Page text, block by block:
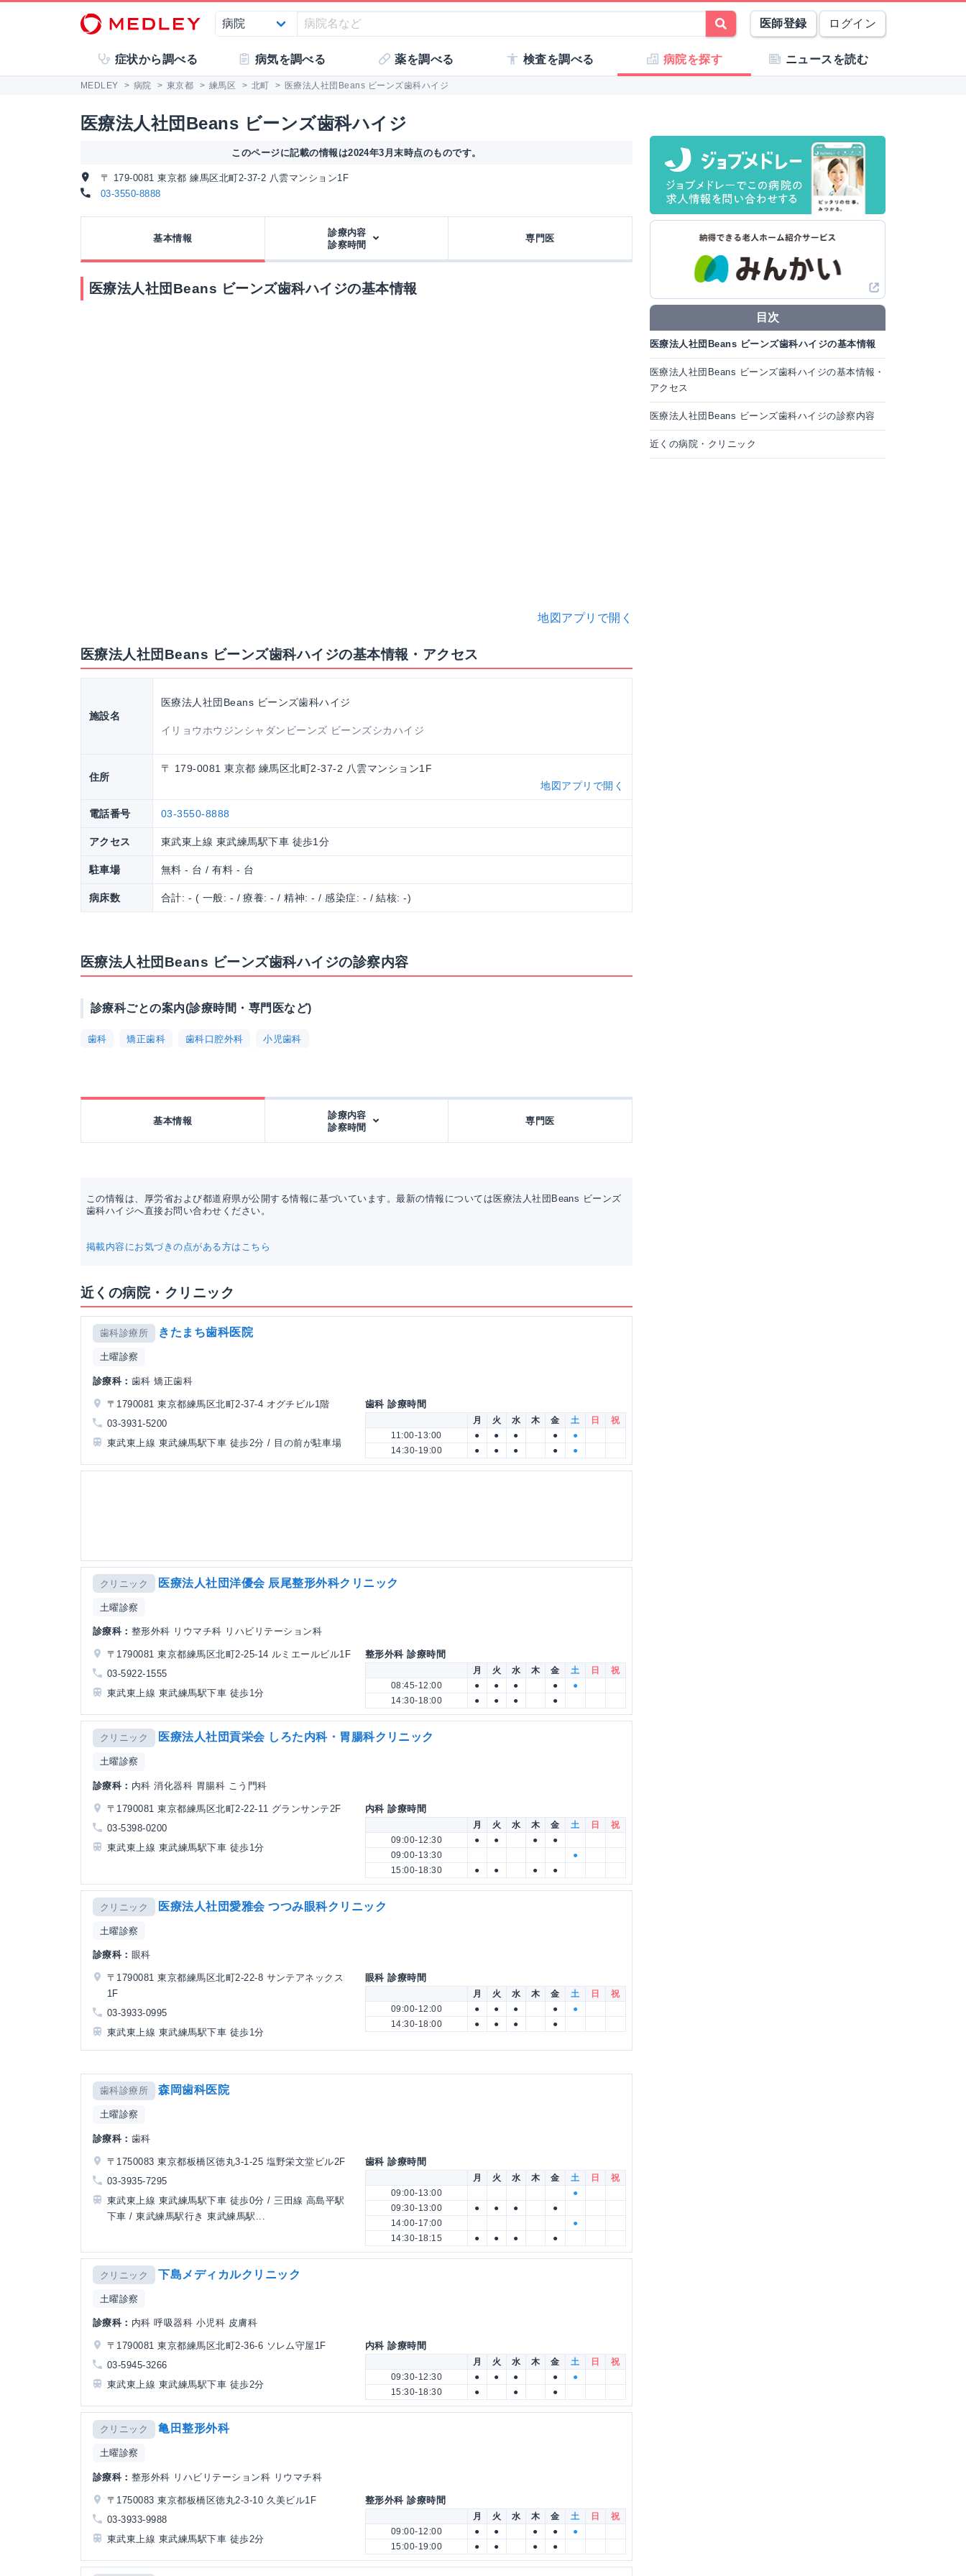
医師登録 ログイン
症状から調べる 病気を調べる 薬を調べる 検査を調べる 病院を探す ニュースを読む
MEDLEY > 病院 > 東京都 > 練馬区 > 北町 > 医療法人社団Beans ビーンズ歯科ハイジ
医療法人社団Beans ビーンズ歯科ハイジ
このページに記載の情報は2024年3月末時点のものです。
〒 179-0081 東京都 練馬区北町2-37-2 八雲マンション1F
03-3550-8888
基本情報
診療内容
診察時間
専門医
医療法人社団Beans ビーンズ歯科ハイジの基本情報
地図アプリで開く
医療法人社団Beans ビーンズ歯科ハイジの基本情報・アクセス
施設名
医療法人社団Beans ビーンズ歯科ハイジ
イリョウホウジンシャダンビーンズ ビーンズシカハイジ
住所
〒 179-0081 東京都 練馬区北町2-37-2 八雲マンション1F
地図アプリで開く
電話番号 03-3550-8888
アクセス 東武東上線 東武練馬駅下車 徒歩1分
駐車場 無料 - 台 / 有料 - 台
病床数 合計: - ( 一般: - / 療養: - / 精神: - / 感染症: - / 結核: -)
医療法人社団Beans ビーンズ歯科ハイジの診察内容
診療科ごとの案内(診療時間・専門医など)
歯科 矯正歯科 歯科口腔外科 小児歯科
基本情報
診療内容
診察時間
専門医
この情報は、厚労省および都道府県が公開する情報に基づいています。最新の情報については医療法人社団Beans ビーンズ
歯科ハイジへ直接お問い合わせください。
掲載内容にお気づきの点がある方はこちら
近くの病院・クリニック
歯科診療所 きたまち歯科医院
土曜診察
診療科： 歯科 矯正歯科
〒1790081 東京都練馬区北町2-37-4 オグチビル1階
03-3931-5200
東武東上線 東武練馬駅下車 徒歩2分 / 目の前が駐車場
歯科 診療時間
月 火 水 木 金 土 日
祝
11:00-13:00
● ● ● ●
●
14:30-19:00
● ● ● ● ●
クリニック 医療法人社団洋優会 辰尾整形外科クリニック
土曜診察
診療科： 整形外科 リウマチ科 リハビリテーション科
〒1790081 東京都練馬区北町2-25-14 ルミエールビル1F
03-5922-1555
東武東上線 東武練馬駅下車 徒歩1分
整形外科 診療時間
月 火 水 木 金 土 日
祝
08:45-12:00
● ● ● ●
●
14:30-18:00
● ● ● ●
クリニック 医療法人社団貢栄会 しろた内科・胃腸科クリニック
土曜診察
診療科： 内科 消化器科 胃腸科 こう門科
〒1790081 東京都練馬区北町2-22-11 グランサンテ2F
03-5398-0200
東武東上線 東武練馬駅下車 徒歩1分
内科 診療時間
月 火 水 木 金 土 日
祝
09:00-12:30
● ● ●
●
09:00-13:30
●
15:00-18:30
● ● ● ●
クリニック 医療法人社団愛雅会 つつみ眼科クリニック
土曜診察
診療科： 眼科
〒1790081 東京都練馬区北町2-22-8 サンテアネックス
1F
03-3933-0995
東武東上線 東武練馬駅下車 徒歩1分
眼科 診療時間
月 火 水 木 金 土 日
祝
09:00-12:00
● ● ● ●
●
14:30-18:00
● ● ● ●
歯科診療所 森岡歯科医院
土曜診察
診療科： 歯科
〒1750083 東京都板橋区徳丸3-1-25 塩野栄文堂ビル2F
03-3935-7295
東武東上線 東武練馬駅下車 徒歩0分 / 三田線 高島平駅
下車 / 東武練馬駅行き 東武練馬駅...
歯科 診療時間
月 火 水 木 金 土 日
祝
09:00-13:00
●
09:30-13:00
● ● ●
●
14:00-17:00
●
14:30-18:15
● ● ● ●
クリニック 下島メディカルクリニック
土曜診察
診療科： 内科 呼吸器科 小児科 皮膚科
〒1790081 東京都練馬区北町2-36-6 ソレム守屋1F
03-5945-3266
東武東上線 東武練馬駅下車 徒歩2分
内科 診療時間
月 火 水 木 金 土 日
祝
09:30-12:30
● ● ● ●
●
15:30-18:30
● ● ●
クリニック 亀田整形外科
土曜診察
診療科： 整形外科 リハビリテーション科 リウマチ科
〒1750083 東京都板橋区徳丸2-3-10 久美ビル1F
03-3933-9988
東武東上線 東武練馬駅下車 徒歩2分
整形外科 診療時間
月 火 水 木 金 土 日
祝
09:00-12:00
● ● ● ●
●
15:00-19:00
● ● ● ●
目次
医療法人社団Beans ビーンズ歯科ハイジの基本情報
医療法人社団Beans ビーンズ歯科ハイジの基本情報・
アクセス
医療法人社団Beans ビーンズ歯科ハイジの診察内容
近くの病院・クリニック